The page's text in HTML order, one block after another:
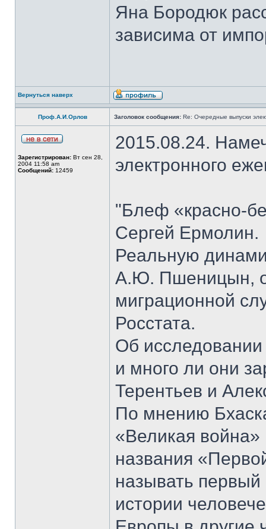
Яна Бородюк
зависима от
Вернуться наверх
Проф.А.И.Орлов Заголовок сообщения: Re: Очередные выпуски
Зарегистрирован: Вт сен 28,
2004 11:58 am
Сообщений: 12459
2015.08.24.
электронного
"Блеф «красно-
Сергей Ермолин.
Реальную
А.Ю. Пшеницын,
миграционной
Росстата.
Об
и много ли они
Терентьев и
По мнению
«Великая война»
названия
называть
истории